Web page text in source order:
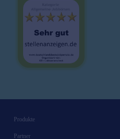
Jobs Saarbrücken
Schwerin
Ø 42000 €/J.
Jobs Schwerin
Jobs Stuttgart
Jobs Ulm
Produkte
Partner